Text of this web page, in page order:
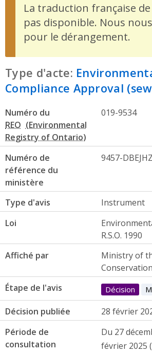
La traduction française
pas disponible. Nous
pour le dérangement.
Type d'acte:
Compliance Approval
Numéro du
REO
019-9534
Numéro de
référence du
ministère
9457-DBEJHZ
Type d'avis
Instrument
Loi
R.S.O. 1990
Affiché par
Ministry of
Étape de l'avis
Décision
Décision publiée
28 février
Période de
consultation
Du 27
février 2025